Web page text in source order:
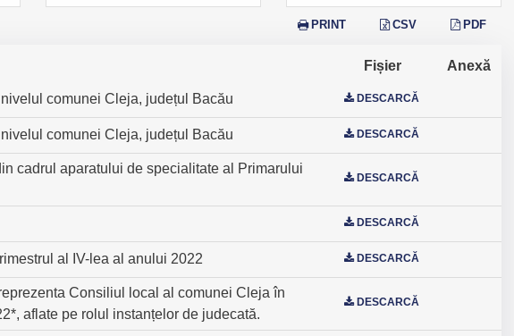
PRINT CSV PDF
Fișier Anexă
comunei Cleja, județul Bacău DESCARCĂ
comunei Cleja, județul Bacău DESCARCĂ
cadrul aparatului de specialitate al Primarului
DESCARCĂ
DESCARCĂ
al IV-lea al anului 2022 DESCARCĂ
Consiliul local al comunei Cleja în
aflate pe rolul instanțelor de judecată.
DESCARCĂ